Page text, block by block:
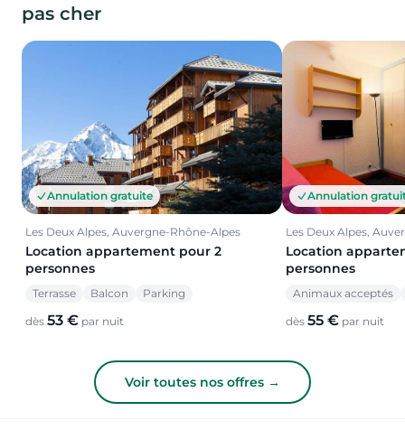
pas cher
Annulation gratuite
Les Deux Alpes, Auvergne-Rhône-Alpes
Location appartement pour 2
personnes
Terrasse Balcon Parking
dès 53 € par nuit
Annulation
Les Deux Alpes,
Location
personnes
Animaux acceptés
dès 55 € par nuit
Voir toutes nos offres →